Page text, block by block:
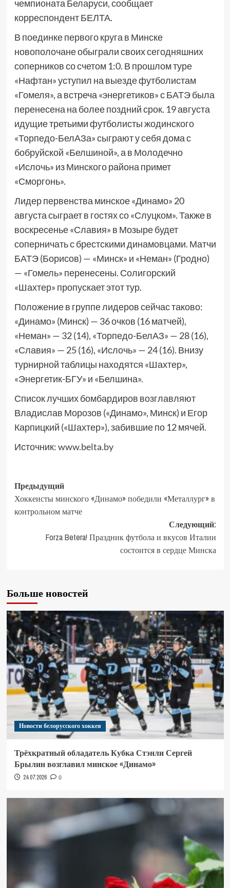
чемпионата Беларуси, сообщает
корреспондент БЕЛТА.
В поединке первого круга в Минске
новополочане обыграли своих сегодняшних
соперников со счетом 1:0. В прошлом туре
«Нафтан» уступил на выезде футболистам
«Гомеля», а встреча «энергетиков» с БАТЭ была
перенесена на более поздний срок. 19 августа
идущие третьими футболисты жодинского
«Торпедо-БелАЗа» сыграют у себя дома с
бобруйской «Белшиной», а в Молодечно
«Ислочь» из Минского района примет
«Сморгонь».
Лидер первенства минское «Динамо» 20
августа сыграет в гостях со «Слуцком». Также в
воскресенье «Славия» в Мозыре будет
соперничать с брестскими динамовцами. Матчи
БАТЭ (Борисов) — «Минск» и «Неман» (Гродно)
— «Гомель» перенесены. Солигорский
«Шахтер» пропускает этот тур.
Положение в группе лидеров сейчас таково:
«Динамо» (Минск) — 36 очков (16 матчей),
«Неман» — 32 (14), «Торпедо-БелАЗ» — 28 (16),
«Славия» — 25 (16), «Ислочь» — 24 (16). Внизу
турнирной таблицы находятся «Шахтер»,
«Энергетик-БГУ» и «Белшина».
Список лучших бомбардиров возглавляют
Владислав Морозов («Динамо», Минск) и Егор
Карпицкий («Шахтер»), забившие по 12 мячей.
Источник:www.belta.by
Предыдущий
Хоккеисты минского «Динамо» победили «Металлург» в
контрольном матче
Следующий:
Forza Betera! Праздник футбола и вкусов Италии
состоится в сердце Минска
Больше новостей
Новости белорусского хоккея
Трёхкратный обладатель Кубка Стэнли Сергей
Брылин возглавил минское «Динамо»
24.07.2026 0